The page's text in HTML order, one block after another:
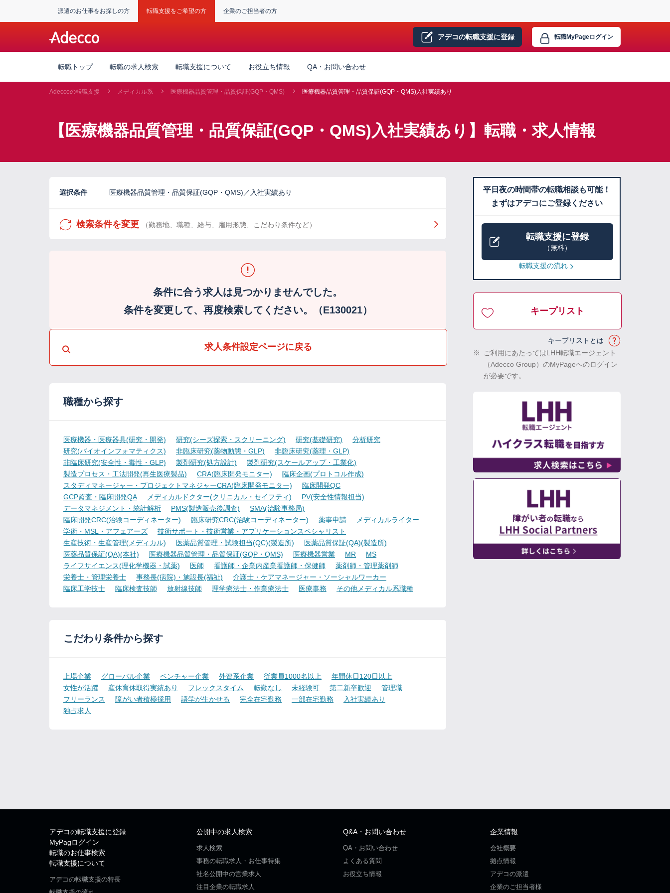
派遣のお仕事をお探しの方 転職支援をご希望の方 企業のご担当者の方
アデコの転職支援に登録 転職MyPageログイン
転職トップ 転職の求人検索 転職支援について お役立ち情報 QA・お問い合わせ
Adeccoの転職支援 メディカル系 医療機器品質管理・品質保証(GQP・QMS) 医療機器品質管理・品質保証(GQP・QMS)入社実績あり
【医療機器品質管理・品質保証(GQP・QMS)入社実績あり】転職・求人情報
選択条件 医療機器品質管理・品質保証(GQP・QMS)／入社実績あり
検索条件を変更 （勤務地、職種、給与、雇用形態、こだわり条件など）
条件に合う求人は見つかりませんでした。
条件を変更して、再度検索してください。（E130021）
求人条件設定ページに戻る
職種から探す
医療機器・医療器具(研究・開発) 研究(シーズ探索・スクリーニング) 研究(基礎研究)
分析研究
研究(バイオインフォマティクス)
非臨床研究(薬物動態・GLP)
非臨床研究(薬理・GLP)
非臨床研究(安全性・毒性・GLP)
製剤研究(処方設計)
製剤研究(スケールアップ・工業化)
製造プロセス・工法開発(再生医療製品)
CRA(臨床開発モニター)
臨床企画(プロトコル作成)
スタディマネージャー・プロジェクトマネジャーCRA(臨床開発モニター)
臨床開発QC
GCP監査・臨床開発QA
メディカルドクター(クリニカル・セイフティ)
PV(安全性情報担当)
データマネジメント・統計解析
PMS(製造販売後調査)
SMA(治験事務局)
臨床開発CRC(治験コーディネーター)
臨床研究CRC(治験コーディネーター) 薬事申請
メディカルライター
学術・MSL・アフェアーズ
技術サポート・技術営業・アプリケーションスペシャリスト
生産技術・生産管理(メディカル)
医薬品質管理・試験担当(QC)(製造所)
医薬品質保証(QA)(製造所)
医薬品質保証(QA)(本社)
医療機器品質管理・品質保証(GQP・QMS) 医療機器営業 MR
MS
ライフサイエンス(理化学機器・試薬)
医師 看護師・企業内産業看護師・保健師
薬剤師・管理薬剤師
栄養士・管理栄養士
事務長(病院)・施設長(福祉)
介護士・ケアマネージャー・ソーシャルワーカー
臨床工学技士
臨床検査技師 放射線技師 理学療法士・作業療法士 医療事務 その他メディカル系職種
こだわり条件から探す
上場企業 グローバル企業 ベンチャー企業 外資系企業 従業員1000名以上
年間休日120日以上
女性が活躍
産休育休取得実績あり フレックスタイム 転勤なし 未経験可 第二新卒歓迎
管理職
フリーランス
障がい者積極採用 語学が生かせる 完全在宅勤務 一部在宅勤務
入社実績あり
独占求人
平日夜の時間帯の転職相談も可能！
まずはアデコにご登録ください
転職支援に登録
（無料）
転職支援の流れ
キープリスト
キープリストとは
※
ご利用にあたってはLHH転職エージェント
（Adecco Group）のMyPageへのログイン
が必要です。
アデコの転職支援に登録
MyPagログイン
転職のお仕事検索
転職支援について
アデコの転職支援の特長
公開中の求人検索
求人検索
事務の転職求人・お仕事特集
社名公開中の営業求人
注目企業の転職求人
Q&A・お問い合わせ
QA・お問い合わせ
よくある質問
お役立ち情報
企業情報
会社概要
拠点情報
アデコの派遣
企業のご担当者様